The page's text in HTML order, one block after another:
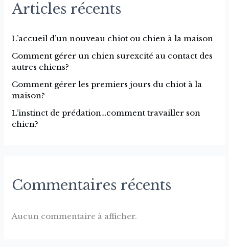
Articles récents
L’accueil d’un nouveau chiot ou chien à la maison
Comment gérer un chien surexcité au contact des
autres chiens?
Comment gérer les premiers jours du chiot à la
maison?
L’instinct de prédation…comment travailler son
chien?
Commentaires récents
Aucun commentaire à afficher.